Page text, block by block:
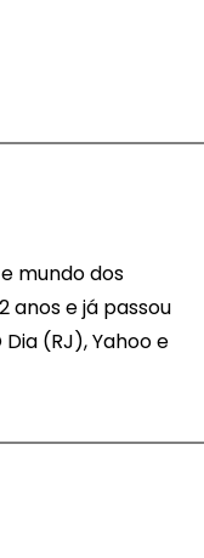
mundo dos
anos e já passou
(RJ), Yahoo e